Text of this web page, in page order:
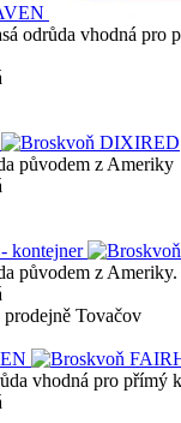
odrůda vhodná pro
původem z Ameriky
kontejner
původem z
Tovačov
vhodná pro přímý